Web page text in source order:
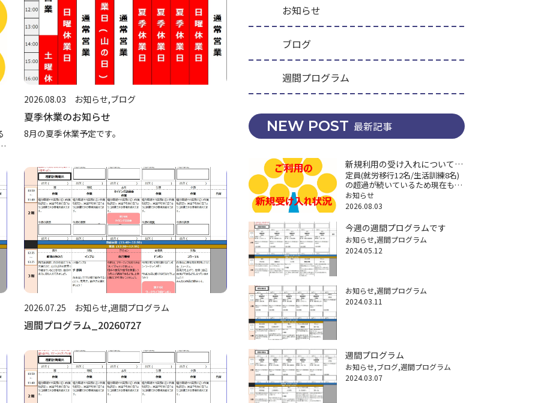
2026.08.03 お知らせ ブログ
夏季休業のお知らせ
8月の夏季休業予定です。
2026.07.25 お知らせ 週間プログラム
週間プログラム_20260727
お知らせ
ブログ
週間プログラム
NEW POST 最新記事
新規利用の受け入れについて
(再々掲)
定員(就労移行12名/生活訓練8名)
の超過が続いているため現在も新
規利用の受け入れができなくなっ
ていますが、困りごとへの相談に
くご連絡ください。※特に18歳以
降の福祉サービスや将来の経済不
安 […]
お知らせ
2026.08.03
今週の週間プログラムです
お知らせ 週間プログラム
2024.05.12
お知らせ 週間プログラム
2024.03.11
週間プログラム
お知らせ ブログ 週間プログラム
2024.03.07